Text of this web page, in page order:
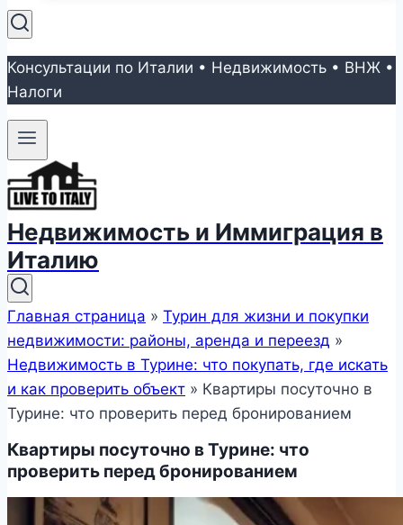
Консультации по Италии • Недвижимость • ВНЖ •
Налоги
Недвижимость и Иммиграция в
Италию
Главная страница » Турин для жизни и покупки
недвижимости: районы, аренда и переезд »
Недвижимость в Турине: что покупать, где искать
и как проверить объект » Квартиры посуточно в
Турине: что проверить перед бронированием
Квартиры посуточно в Турине: что
проверить перед бронированием